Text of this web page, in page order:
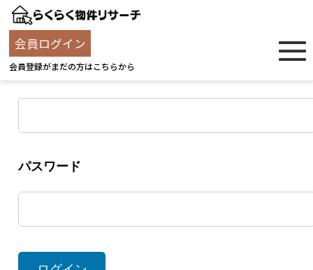
会員ログイン
会員登録がまだの方はこちらから
ユーザー名
パスワード